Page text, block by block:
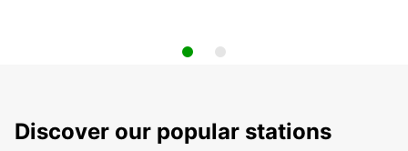
Discover our popular stations